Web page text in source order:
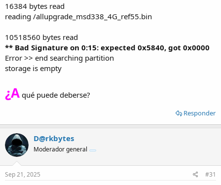
16384 bytes read
reading /allupgrade_msd338_4G_ref55.bin
10518560 bytes read
** Bad Signature on 0:15: expected 0x5840, got 0x0000
Error >> end searching partition
storage is empty
¿A qué puede deberse?
Responder
D@rkbytes
Moderador general
Sep 21, 2025 #31